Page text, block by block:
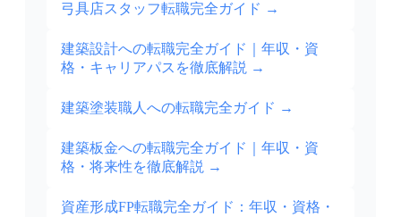
弓具店スタッフ転職完全ガイド →
建築設計への転職完全ガイド｜年収・資
格・キャリアパスを徹底解説 →
建築塗装職人への転職完全ガイド →
建築板金への転職完全ガイド｜年収・資
格・将来性を徹底解説 →
資産形成FP転職完全ガイド：年収・資格・